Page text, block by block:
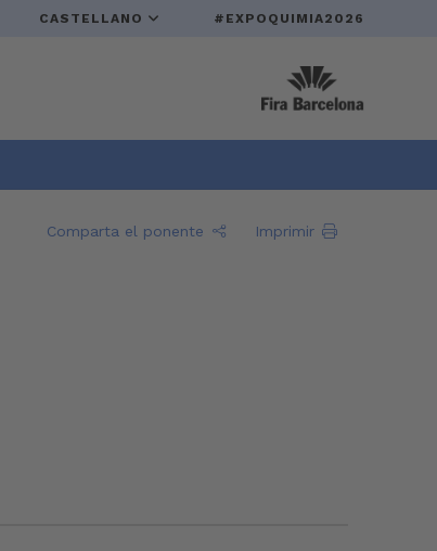
CASTELLANO #EXPOQUIMIA2026
Comparta el ponente Imprimir